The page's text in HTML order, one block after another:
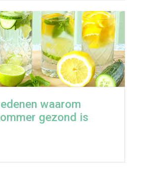
waarom
gezond is